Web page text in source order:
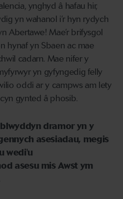
ynghyd â hafau hir,
yn wahanol i’r hyn rydych
Abertawe! Mae’r brifysgol
hynaf yn Sbaen ac mae
cadarn. Mae nifer y
yn gyfyngedig felly
oddi ar y campws am lety
gynted â phosib.
dramor yn y
asesiadau, megis
wedi'u
asesu mis Awst ym